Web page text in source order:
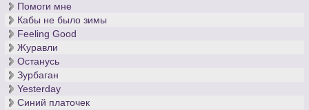
Помоги мне
Кабы не было зимы
Feeling Good
Журавли
Останусь
Зурбаган
Yesterday
Синий платочек